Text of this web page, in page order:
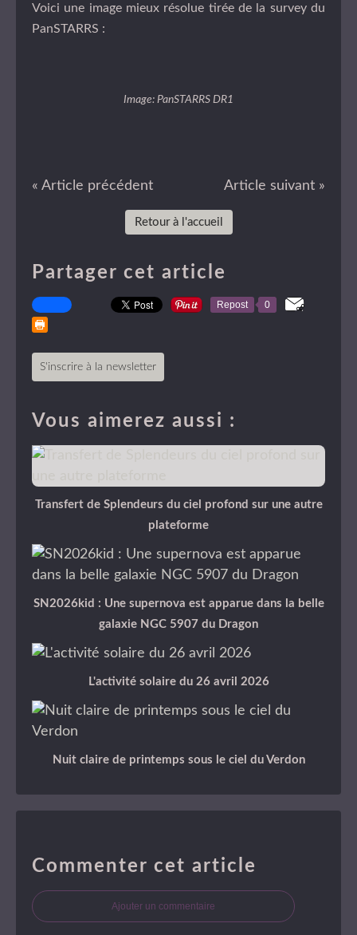
Voici une image mieux résolue tirée de la survey du
PanSTARRS :
Image: PanSTARRS DR1
« Article précédent Article suivant »
Retour à l'accueil
Partager cet article
Repost 0
S'inscrire à la newsletter
Vous aimerez aussi :
Transfert de Splendeurs du ciel profond sur une autre
plateforme
SN2026kid : Une supernova est apparue dans la belle
galaxie NGC 5907 du Dragon
L'activité solaire du 26 avril 2026
Nuit claire de printemps sous le ciel du Verdon
Commenter cet article
Ajouter un commentaire